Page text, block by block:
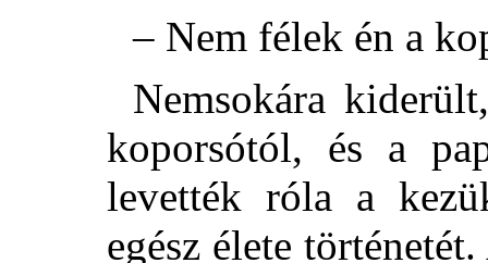
– Nem félek én a
Nemsokára
koporsótól, és a
levették róla a
egész élete